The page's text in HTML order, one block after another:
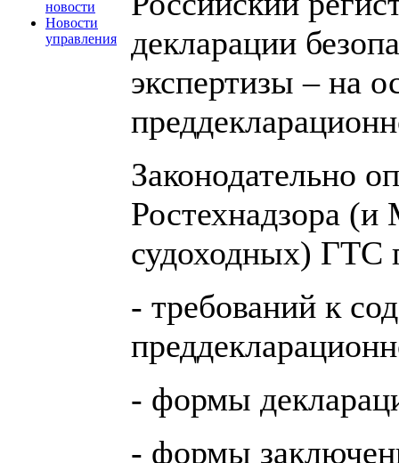
новости
Новости
управления
декларации
экспертизы – на
Законодательно
Ростехнадзора
судоходных) ГТС
- требований к
- формы
- формы